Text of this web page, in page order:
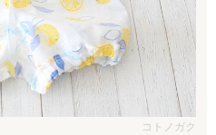
コトノガク